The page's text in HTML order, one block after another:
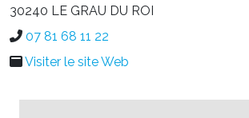
30240 LE GRAU DU ROI
07 81 68 11 22
Visiter le site Web